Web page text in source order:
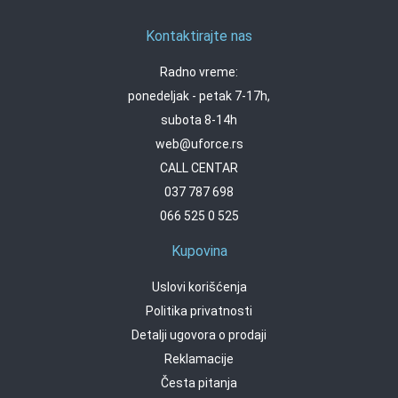
Kontaktirajte nas
Radno vreme:
ponedeljak - petak 7-17h,
subota 8-14h
web@uforce.rs
CALL CENTAR
037 787 698
066 525 0 525
Kupovina
Uslovi korišćenja
Politika privatnosti
Detalji ugovora o prodaji
Reklamacije
Česta pitanja